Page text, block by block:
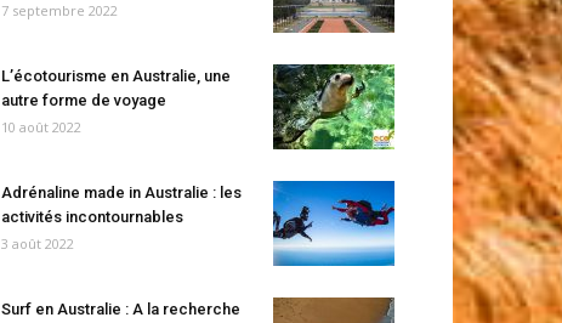
7 septembre 2022
L’écotourisme en Australie, une
autre forme de voyage
10 août 2022
Adrénaline made in Australie : les
activités incontournables
3 août 2022
Surf en Australie : A la recherche